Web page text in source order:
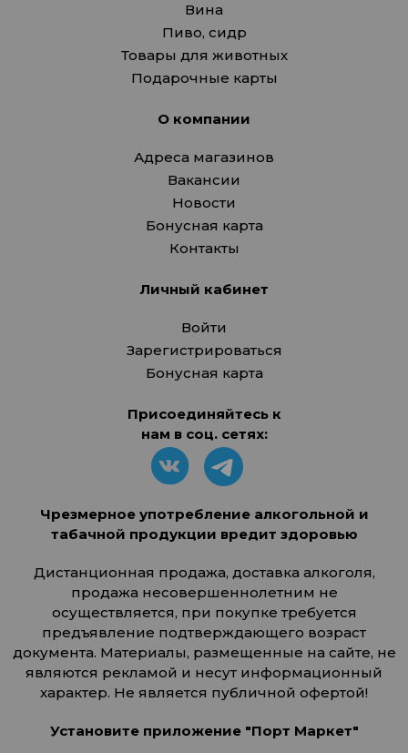
Вина
Пиво, сидр
Товары для животных
Подарочные карты
О компании
Адреса магазинов
Вакансии
Новости
Бонусная карта
Контакты
Личный кабинет
Войти
Зарегистрироваться
Бонусная карта
Присоединяйтесь к
нам в соц. сетях:
Чрезмерное употребление алкогольной и
табачной продукции вредит здоровью
Дистанционная продажа, доставка алкоголя,
продажа несовершеннолетним не
осуществляется, при покупке требуется
предъявление подтверждающего возраст
документа. Материалы, размещенные на сайте, не
являются рекламой и несут информационный
характер. Не является публичной офертой!
Установите приложение "Порт Маркет"